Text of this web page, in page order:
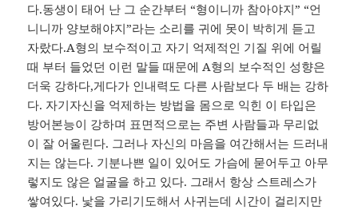
다.동생이 태어 난 그 순간부터 “형이니까 참아야지” “언
니니까 양보해야지”라는 소리를 귀에 못이 박히게 듣고
자랐다.A형의 보수적이고 자기 억제적인 기질 위에 어릴
때 부터 들었던 이런 말들 때문에 A형의 보수적인 성향은
더욱 강하다,게다가 인내력도 다른 사람보다 두 배는 강하
다. 자기자신을 억제하는 방법을 몸으로 익힌 이 타입은
방어본능이 강하며 표면적으로는 주변 사람들과 무리없
이 잘 어울린다. 그러나 자신의 마음을 여간해서는 드러내
지는 않는다. 기분나쁜 일이 있어도 가슴에 묻어두고 아무
렇지도 않은 얼굴을 하고 있다. 그래서 항상 스트레스가
쌓여있다. 낯을 가리기도해서 사귀는데 시간이 걸리지만